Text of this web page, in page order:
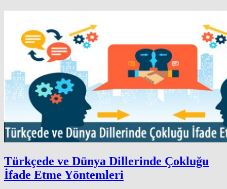
Türkçede ve Dünya Dillerinde Çokluğu
İfade Etme Yöntemleri